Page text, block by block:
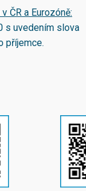
ČR a Eurozóně:
s uvedením slova
příjemce.